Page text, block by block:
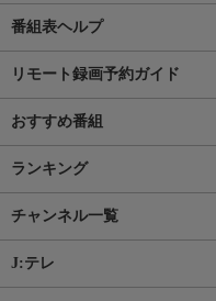
番組表ヘルプ
リモート録画予約ガイド
おすすめ番組
ランキング
チャンネル一覧
J:テレ